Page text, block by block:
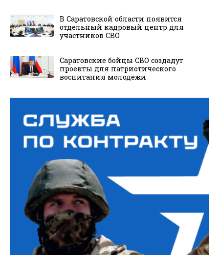
В Саратовской области появится
отдельный кадровый центр для
участников СВО
Саратовские бойцы СВО создадут
проекты для патриотического
воспитания молодежи